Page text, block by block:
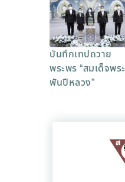
บันทึกเทปถวาย
พระพร “สมเด็จพระ
พันปีหลวง”